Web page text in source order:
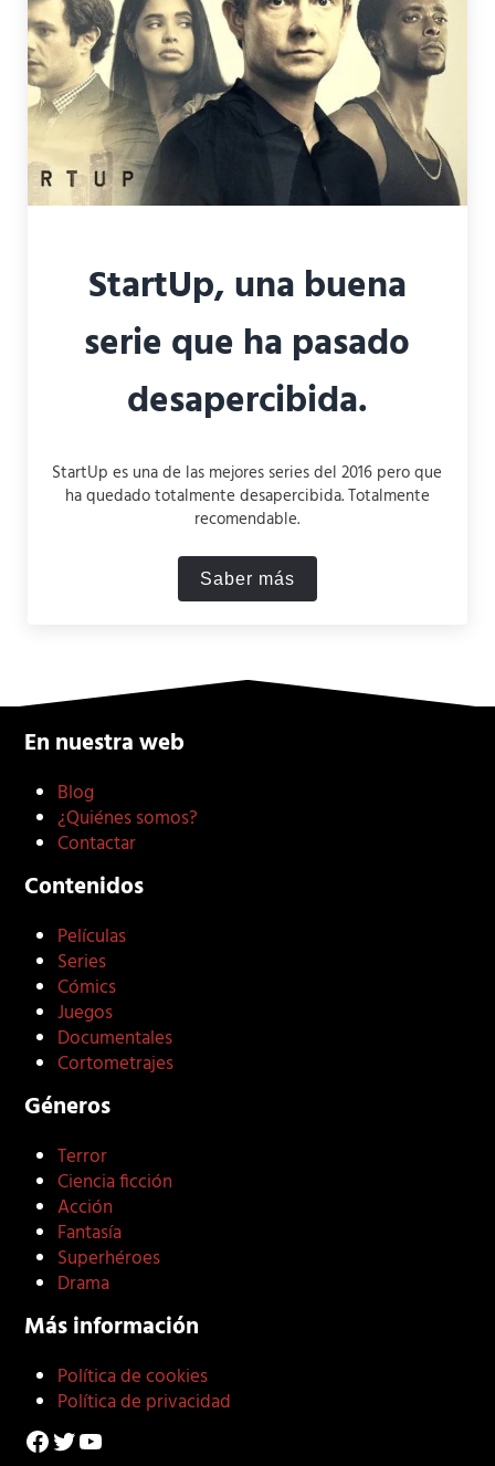
StartUp, una buena
serie que ha pasado
desapercibida.
StartUp es una de las mejores series del 2016 pero que
ha quedado totalmente desapercibida. Totalmente
recomendable.
Saber másStartUp, una buena serie
En nuestra web
Blog
¿Quiénes somos?
Contactar
Contenidos
Películas
Series
Cómics
Juegos
Documentales
Cortometrajes
Géneros
Terror
Ciencia ficción
Acción
Fantasía
Superhéroes
Drama
Más información
Política de cookies
Política de privacidad
Facebook
Twitter
YouTube